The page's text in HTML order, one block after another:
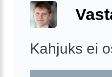
Kahjuks ei